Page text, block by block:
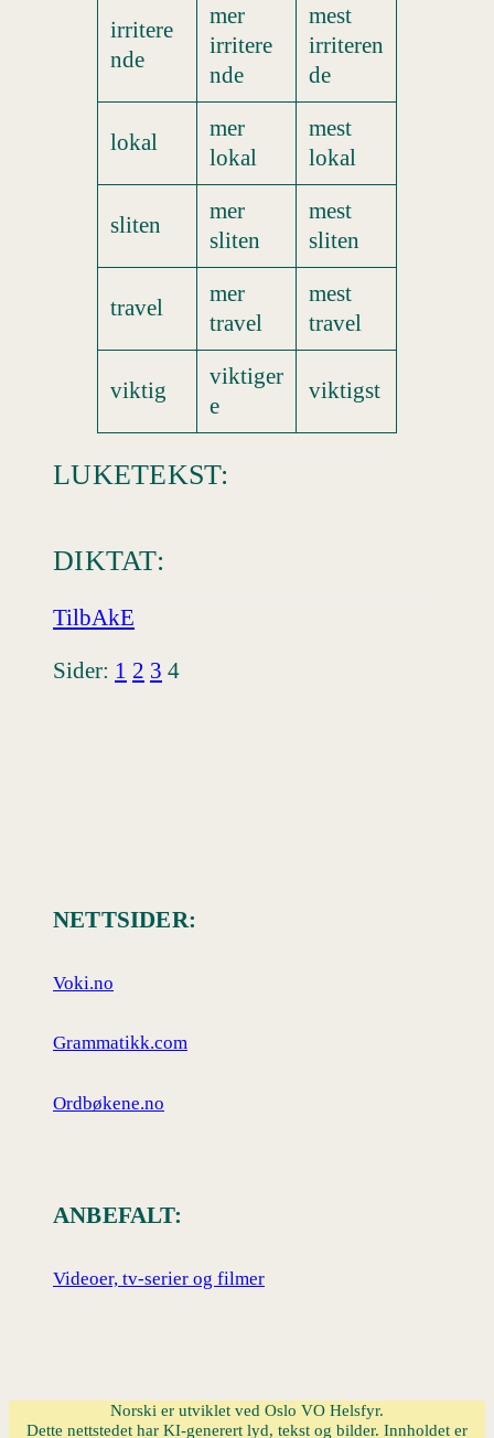
irritere
nde
mer
irritere
nde
mest
irriteren
de
lokal
mer
lokal
mest
lokal
sliten
mer
sliten
mest
sliten
travel
mer
travel
mest
travel
viktig
viktiger
e
viktigst
LUKETEKST:
DIKTAT:
TilbAkE
Sider: 1 2 3 4
NETTSIDER:
Voki.no
Grammatikk.com
Ordbøkene.no
ANBEFALT:
Videoer, tv-serier og filmer
Norski er utviklet ved Oslo VO Helsfyr.
Dette nettstedet har KI-generert lyd, tekst og bilder. Innholdet er